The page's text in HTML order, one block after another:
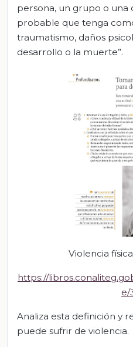
persona, un grupo o una
probable que tenga
traumatismo, daños
desarrollo o la muerte”.
Violencia
https://
e/
Analiza esta definición y
puede sufrir de violencia.